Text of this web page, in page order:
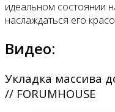
идеальном состоянии
наслаждаться его
Видео:
Укладка массива
// FORUMHOUSE